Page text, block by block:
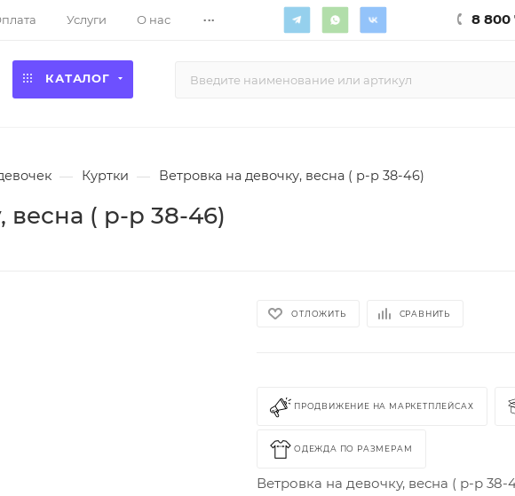
Услуги О нас ... 8 800
КАТАЛОГ
— Куртки — Ветровка на девочку, весна ( р-р 38-46)
весна ( р-р 38-46)
ОТЛОЖИТЬ СРАВНИТЬ
ПРОДВИЖЕНИЕ НА МАРКЕТПЛЕЙСАХ
ОДЕЖДА ПО РАЗМЕРАМ
Ветровка на девочку, весна ( р-р 38-